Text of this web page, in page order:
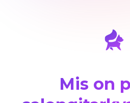
Mis on